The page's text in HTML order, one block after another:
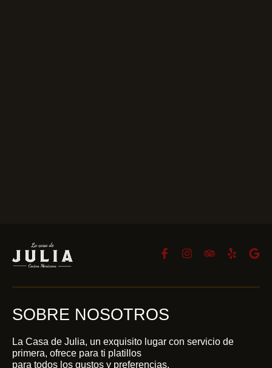
SOBRE NOSOTROS
La Casa de Julia, un exquisito lugar con servicio de
primera, ofrece para ti platillos
para todos los gustos y preferencias.